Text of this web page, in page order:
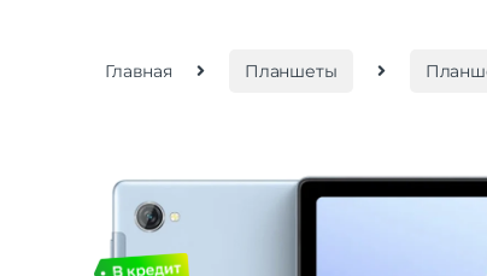
Главная Планшеты